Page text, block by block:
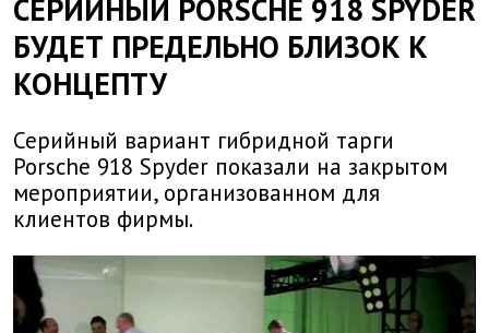
СЕРИЙНЫЙ PORSCHE 918 SPYDER
БУДЕТ ПРЕДЕЛЬНО БЛИЗОК К
КОНЦЕПТУ
Серийный вариант гибридной тарги
Porsche 918 Spyder показали на закрытом
мероприятии, организованном для
клиентов фирмы.